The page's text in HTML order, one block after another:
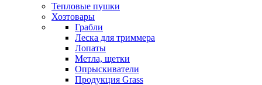
Тепловые пушки
Хозтовары
Грабли
Леска для триммера
Лопаты
Метла, щетки
Опрыскиватели
Продукция Grass